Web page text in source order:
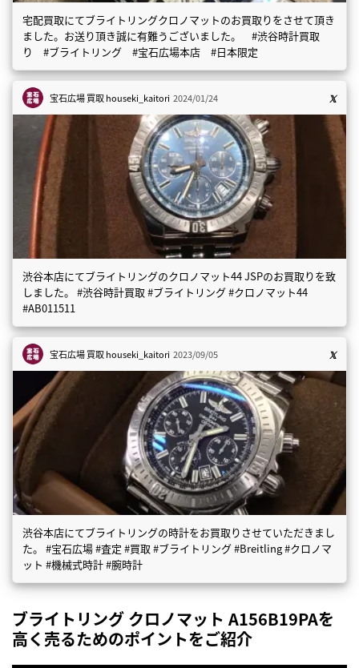
宅配買取にてブライトリングクロノマットのお買取りをさせて頂き
ました。お送り頂き誠に有難うございました。 #渋谷時計買取
り #ブライトリング #宝石広場本店 #日本限定
宝石広場 買取houseki_kaitori 2024/01/24
渋谷本店にてブライトリングのクロノマット44 JSPのお買取りを致
しました。 #渋谷時計買取 #ブライトリング #クロノマット44
#AB011511
宝石広場 買取houseki_kaitori 2023/09/05
渋谷本店にてブライトリングの時計をお買取りさせていただきまし
た。 #宝石広場 #査定 #買取 #ブライトリング #Breitling #クロノマ
ット #機械式時計 #腕時計
ブライトリング クロノマット A156B19PAを
高く売るためのポイントをご紹介